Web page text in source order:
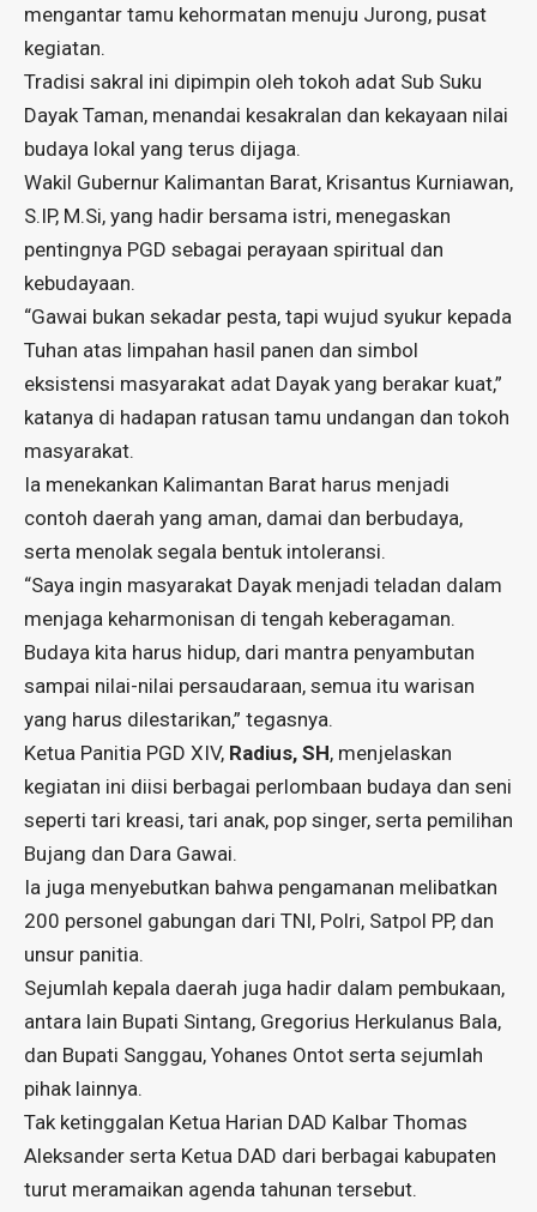
mengantar tamu kehormatan menuju Jurong, pusat
kegiatan.
Tradisi sakral ini dipimpin oleh tokoh adat Sub Suku
Dayak Taman, menandai kesakralan dan kekayaan nilai
budaya lokal yang terus dijaga.
Wakil Gubernur Kalimantan Barat, Krisantus Kurniawan,
S.IP, M.Si, yang hadir bersama istri, menegaskan
pentingnya PGD sebagai perayaan spiritual dan
kebudayaan.
“Gawai bukan sekadar pesta, tapi wujud syukur kepada
Tuhan atas limpahan hasil panen dan simbol
eksistensi masyarakat adat Dayak yang berakar kuat,”
katanya di hadapan ratusan tamu undangan dan tokoh
masyarakat.
Ia menekankan Kalimantan Barat harus menjadi
contoh daerah yang aman, damai dan berbudaya,
serta menolak segala bentuk intoleransi.
“Saya ingin masyarakat Dayak menjadi teladan dalam
menjaga keharmonisan di tengah keberagaman.
Budaya kita harus hidup, dari mantra penyambutan
sampai nilai-nilai persaudaraan, semua itu warisan
yang harus dilestarikan,” tegasnya.
Ketua Panitia PGD XIV, Radius, SH, menjelaskan
kegiatan ini diisi berbagai perlombaan budaya dan seni
seperti tari kreasi, tari anak, pop singer, serta pemilihan
Bujang dan Dara Gawai.
Ia juga menyebutkan bahwa pengamanan melibatkan
200 personel gabungan dari TNI, Polri, Satpol PP, dan
unsur panitia.
Sejumlah kepala daerah juga hadir dalam pembukaan,
antara lain Bupati Sintang, Gregorius Herkulanus Bala,
dan Bupati Sanggau, Yohanes Ontot serta sejumlah
pihak lainnya.
Tak ketinggalan Ketua Harian DAD Kalbar Thomas
Aleksander serta Ketua DAD dari berbagai kabupaten
turut meramaikan agenda tahunan tersebut.